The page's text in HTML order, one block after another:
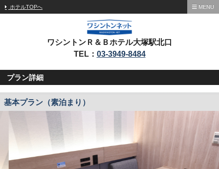
ホテルTOPへ MENU
ワシントンＲ＆Ｂホテル大塚駅北口
TEL： 03-3949-8484
プラン詳細
基本プラン（素泊まり）